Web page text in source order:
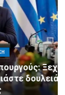
τον
4